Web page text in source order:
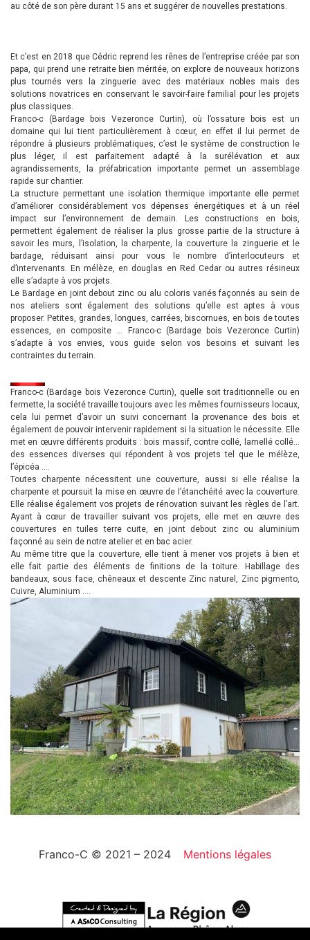
au côté de son père durant 15 ans et suggérer de nouvelles prestations.
Et c’est en 2018 que Cédric reprend les rênes de l’entreprise créée par son
papa, qui prend une retraite bien méritée, on explore de nouveaux horizons
plus tournés vers la zinguerie avec des matériaux nobles mais des
solutions novatrices en conservant le savoir-faire familial pour les projets
plus classiques.
Franco-c (Bardage bois Vezeronce Curtin), où l’ossature bois est un
domaine qui lui tient particulièrement à cœur, en effet il lui permet de
répondre à plusieurs problématiques, c’est le système de construction le
plus léger, il est parfaitement adapté à la surélévation et aux
agrandissements, la préfabrication importante permet un assemblage
rapide sur chantier.
La structure permettant une isolation thermique importante elle permet
d’améliorer considérablement vos dépenses énergétiques et à un réel
impact sur l’environnement de demain. Les constructions en bois,
permettent également de réaliser la plus grosse partie de la structure à
savoir les murs, l’isolation, la charpente, la couverture la zinguerie et le
bardage, réduisant ainsi pour vous le nombre d’interlocuteurs et
d’intervenants. En mélèze, en douglas en Red Cedar ou autres résineux
elle s’adapte à vos projets.
Le Bardage en joint debout zinc ou alu coloris variés façonnés au sein de
nos ateliers sont également des solutions qu’elle est aptes à vous
proposer. Petites, grandes, longues, carrées, biscornues, en bois de toutes
essences, en composite … Franco-c (Bardage bois Vezeronce Curtin)
s’adapte à vos envies, vous guide selon vos besoins et suivant les
contraintes du terrain.
Franco-c (Bardage bois Vezeronce Curtin), quelle soit traditionnelle ou en
fermette, la société travaille toujours avec les mêmes fournisseurs locaux,
cela lui permet d’avoir un suivi concernant la provenance des bois et
également de pouvoir intervenir rapidement si la situation le nécessite. Elle
met en œuvre différents produits : bois massif, contre collé, lamellé collé…
des essences diverses qui répondent à vos projets tel que le mélèze,
l’épicéa ….
Toutes charpente nécessitent une couverture, aussi si elle réalise la
charpente et poursuit la mise en œuvre de l’étanchéité avec la couverture.
Elle réalise également vos projets de rénovation suivant les règles de l’art.
Ayant à cœur de travailler suivant vos projets, elle met en œuvre des
couvertures en tuiles terre cuite, en joint debout zinc ou aluminium
façonné au sein de notre atelier et en bac acier.
Au même titre que la couverture, elle tient à mener vos projets à bien et
elle fait partie des éléments de finitions de la toiture. Habillage des
bandeaux, sous face, chêneaux et descente Zinc naturel, Zinc pigmento,
Cuivre, Aluminium ….
Franco-C © 2021 – 2024 Mentions légales